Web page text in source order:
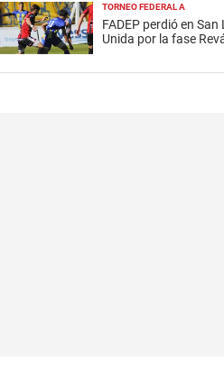
TORNEO FEDERAL A
FADEP perdió en
Unida por la fase